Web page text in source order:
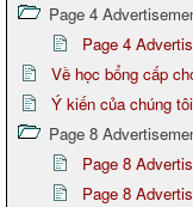
Page 4
Page 4
Về học bổng cấp
Ý kiến của chúng
Page 8
Page 8
Page 8